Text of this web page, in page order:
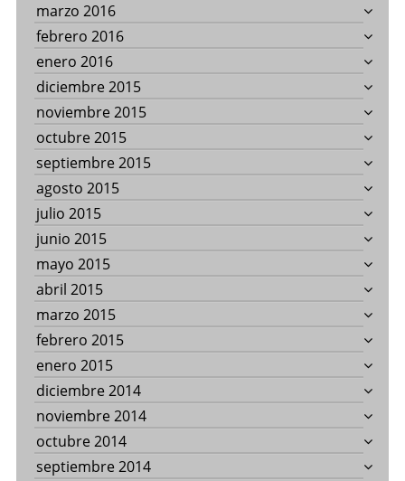
marzo 2016
febrero 2016
enero 2016
diciembre 2015
noviembre 2015
octubre 2015
septiembre 2015
agosto 2015
julio 2015
junio 2015
mayo 2015
abril 2015
marzo 2015
febrero 2015
enero 2015
diciembre 2014
noviembre 2014
octubre 2014
septiembre 2014